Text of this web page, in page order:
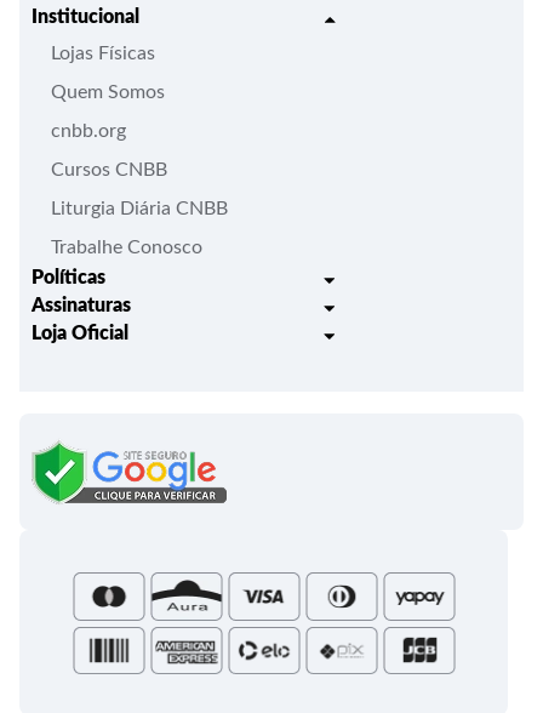
Institucional
Lojas Físicas
Quem Somos
cnbb.org
Cursos CNBB
Liturgia Diária CNBB
Trabalhe Conosco
Políticas
Trocas e Devoluções
Assinaturas
Liturgia Igreja em Oração
Roteiros Homiléticos
Folhetos e Partituras
Loja Oficial
Bíblias - Tradução Oficial
Campanha da Fraternidade